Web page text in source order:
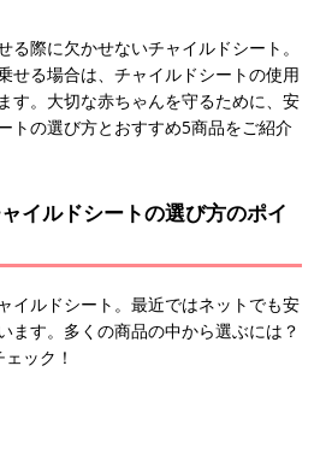
る際に欠かせないチャイルドシート。
せる場合は、チャイルドシートの使用
す。大切な赤ちゃんを守るために、安
トの選び方とおすすめ5商品をご紹介
イルドシートの選び方のポイ
イルドシート。最近ではネットでも安
ます。多くの商品の中から選ぶには？
ック！